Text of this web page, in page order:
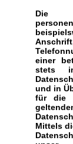
Die
einer
stets
und in
für die
Mittels